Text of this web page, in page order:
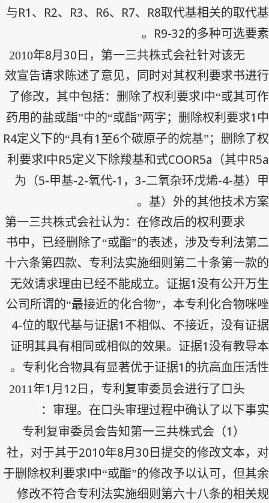
与R1 、 R2、 R3、 R6、 R7、 R8取代基相关的取代基
R9-32的多种可选要素。
2010年8月 30 日，第一三共株式会社针对该无
效宣告请求陈述了意见，同时对其权利要求书进行
了修改，其中包括：删除了权利要求l中“或其可作
药用的盐或酯”中的“或酯”两字；删除权利要求1 中
R4定义下的“具有1 至6个碳原子的烷基”；删除了权
利要求l中R5定义下除羧基和式COOR5a （其中R5a
为（5-甲基-2-氧代-1 ， 3-二氧杂环戊烯-4-基）甲
基）外的其他技术方案。
第一三共株式会社认为：在修改后的权利要求
书中，已经删除了“或酯”的表述，涉及专利法第二
十六条第四款、专利法实施细则第二十条第一款的
无效请求理由已经不能成立。证据1 没有公开万生
公司所谓的“最接近的化合物”，本专利化合物咪唑
4-位的取代基与证据1 不相似、不接近，没有证据
证明其具有相同或相似的效果。证据1 没有教导本
专利化合物具有显著优于证据1 的抗高血压活性。
2011年1 月 12 日，专利复审委员会进行了口头
审理。在口头审理过程中确认了以下事实：
（
1
）专利复审委员会告知第一三共株式会
社，对于其于2010年8月 30 日提交的修改文本，对
于删除权利要求l中“或酯”的修改予以认可，但其余
修改不符合专利法实施细则第六十八条的相关规